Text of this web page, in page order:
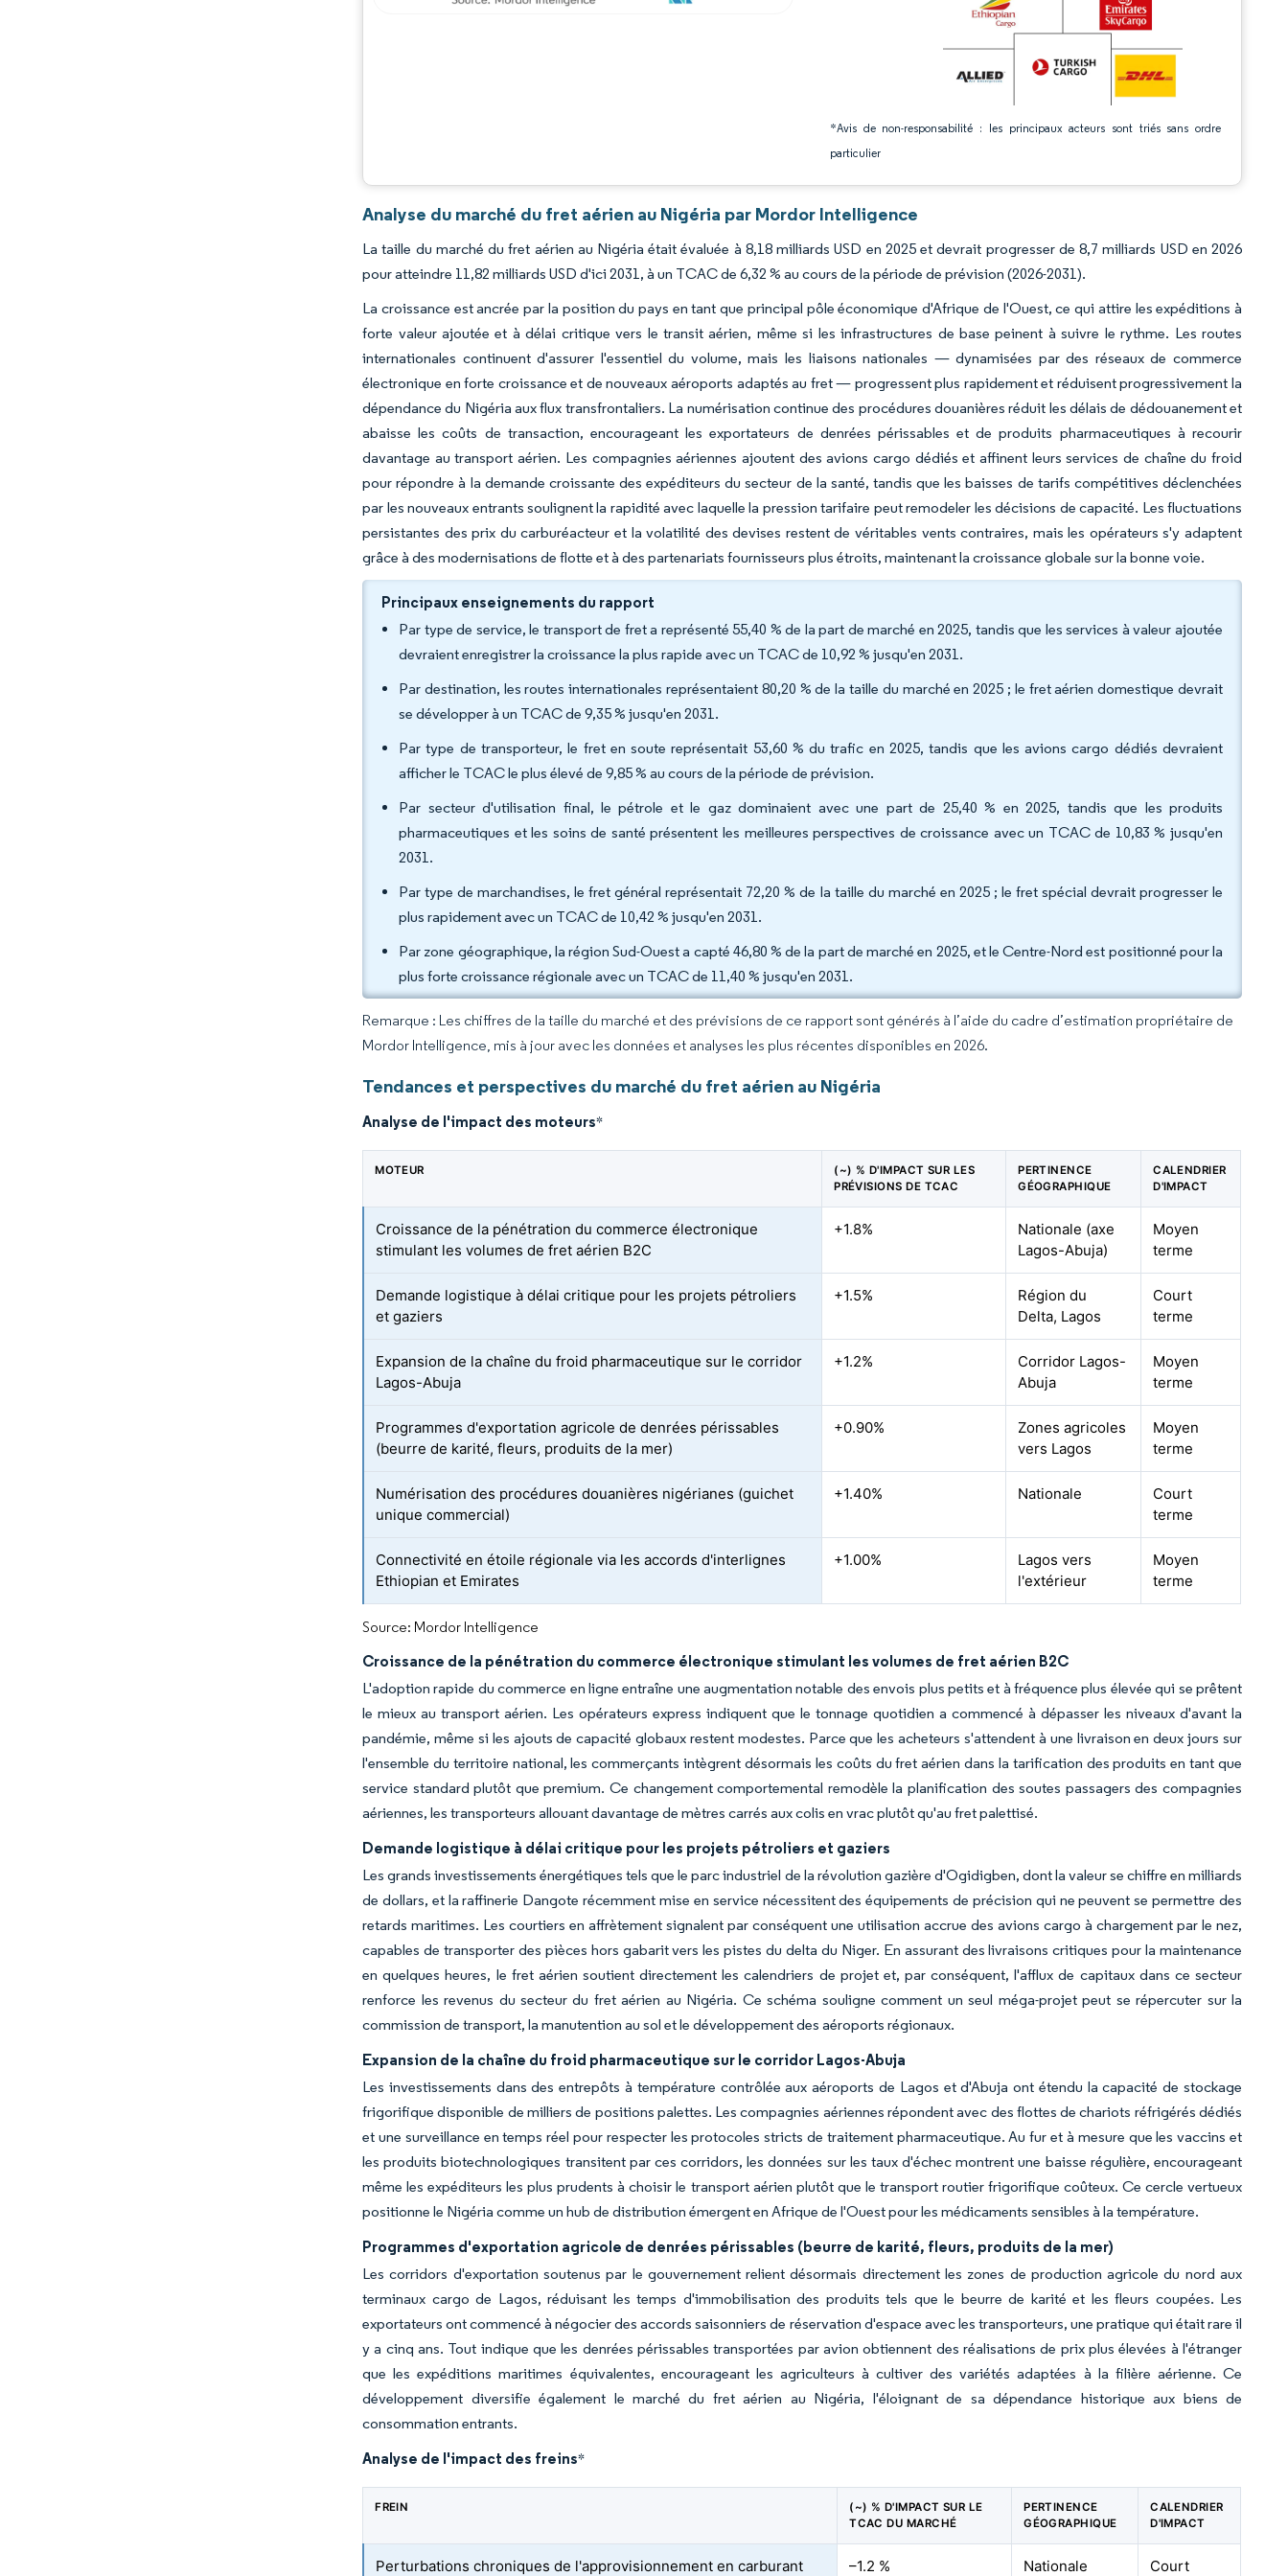
*Avis de non-responsabilité : les principaux acteurs sont triés sans ordre
particulier
Analyse du marché du fret aérien au Nigéria par Mordor Intelligence
La taille du marché du fret aérien au Nigéria était évaluée à 8,18 milliards USD en 2025 et devrait progresser de 8,7 milliards USD en 2026
pour atteindre 11,82 milliards USD d'ici 2031, à un TCAC de 6,32 % au cours de la période de prévision (2026-2031).
La croissance est ancrée par la position du pays en tant que principal pôle économique d'Afrique de l'Ouest, ce qui attire les expéditions à
forte valeur ajoutée et à délai critique vers le transit aérien, même si les infrastructures de base peinent à suivre le rythme. Les routes
internationales continuent d'assurer l'essentiel du volume, mais les liaisons nationales — dynamisées par des réseaux de commerce
électronique en forte croissance et de nouveaux aéroports adaptés au fret — progressent plus rapidement et réduisent progressivement la
dépendance du Nigéria aux flux transfrontaliers. La numérisation continue des procédures douanières réduit les délais de dédouanement et
abaisse les coûts de transaction, encourageant les exportateurs de denrées périssables et de produits pharmaceutiques à recourir
davantage au transport aérien. Les compagnies aériennes ajoutent des avions cargo dédiés et affinent leurs services de chaîne du froid
pour répondre à la demande croissante des expéditeurs du secteur de la santé, tandis que les baisses de tarifs compétitives déclenchées
par les nouveaux entrants soulignent la rapidité avec laquelle la pression tarifaire peut remodeler les décisions de capacité. Les fluctuations
persistantes des prix du carburéacteur et la volatilité des devises restent de véritables vents contraires, mais les opérateurs s'y adaptent
grâce à des modernisations de flotte et à des partenariats fournisseurs plus étroits, maintenant la croissance globale sur la bonne voie.
Principaux enseignements du rapport
Par type de service, le transport de fret a représenté 55,40 % de la part de marché en 2025, tandis que les services à valeur ajoutée
devraient enregistrer la croissance la plus rapide avec un TCAC de 10,92 % jusqu'en 2031.
Par destination, les routes internationales représentaient 80,20 % de la taille du marché en 2025 ; le fret aérien domestique devrait
se développer à un TCAC de 9,35 % jusqu'en 2031.
Par type de transporteur, le fret en soute représentait 53,60 % du trafic en 2025, tandis que les avions cargo dédiés devraient
afficher le TCAC le plus élevé de 9,85 % au cours de la période de prévision.
Par secteur d'utilisation final, le pétrole et le gaz dominaient avec une part de 25,40 % en 2025, tandis que les produits
pharmaceutiques et les soins de santé présentent les meilleures perspectives de croissance avec un TCAC de 10,83 % jusqu'en
2031.
Par type de marchandises, le fret général représentait 72,20 % de la taille du marché en 2025 ; le fret spécial devrait progresser le
plus rapidement avec un TCAC de 10,42 % jusqu'en 2031.
Par zone géographique, la région Sud-Ouest a capté 46,80 % de la part de marché en 2025, et le Centre-Nord est positionné pour la
plus forte croissance régionale avec un TCAC de 11,40 % jusqu'en 2031.
Remarque : Les chiffres de la taille du marché et des prévisions de ce rapport sont générés à l’aide du cadre d’estimation propriétaire de
Mordor Intelligence, mis à jour avec les données et analyses les plus récentes disponibles en 2026.
Tendances et perspectives du marché du fret aérien au Nigéria
Analyse de l'impact des moteurs*
MOTEUR
(~) % D'IMPACT SUR LES
PRÉVISIONS DE TCAC
PERTINENCE
GÉOGRAPHIQUE
CALENDRIER
D'IMPACT
Croissance de la pénétration du commerce électronique
stimulant les volumes de fret aérien B2C
+1.8%
Nationale (axe
Lagos-Abuja)
Moyen
terme
Demande logistique à délai critique pour les projets pétroliers
et gaziers
+1.5%
Région du
Delta, Lagos
Court
terme
Expansion de la chaîne du froid pharmaceutique sur le corridor
Lagos-Abuja
+1.2%
Corridor Lagos-
Abuja
Moyen
terme
Programmes d'exportation agricole de denrées périssables
(beurre de karité, fleurs, produits de la mer)
+0.90%
Zones agricoles
vers Lagos
Moyen
terme
Numérisation des procédures douanières nigérianes (guichet
unique commercial)
+1.40% Nationale
Court
terme
Connectivité en étoile régionale via les accords d'interlignes
Ethiopian et Emirates
+1.00%
Lagos vers
l'extérieur
Moyen
terme
Source: Mordor Intelligence
Croissance de la pénétration du commerce électronique stimulant les volumes de fret aérien B2C
L'adoption rapide du commerce en ligne entraîne une augmentation notable des envois plus petits et à fréquence plus élevée qui se prêtent
le mieux au transport aérien. Les opérateurs express indiquent que le tonnage quotidien a commencé à dépasser les niveaux d'avant la
pandémie, même si les ajouts de capacité globaux restent modestes. Parce que les acheteurs s'attendent à une livraison en deux jours sur
l'ensemble du territoire national, les commerçants intègrent désormais les coûts du fret aérien dans la tarification des produits en tant que
service standard plutôt que premium. Ce changement comportemental remodèle la planification des soutes passagers des compagnies
aériennes, les transporteurs allouant davantage de mètres carrés aux colis en vrac plutôt qu'au fret palettisé.
Demande logistique à délai critique pour les projets pétroliers et gaziers
Les grands investissements énergétiques tels que le parc industriel de la révolution gazière d'Ogidigben, dont la valeur se chiffre en milliards
de dollars, et la raffinerie Dangote récemment mise en service nécessitent des équipements de précision qui ne peuvent se permettre des
retards maritimes. Les courtiers en affrètement signalent par conséquent une utilisation accrue des avions cargo à chargement par le nez,
capables de transporter des pièces hors gabarit vers les pistes du delta du Niger. En assurant des livraisons critiques pour la maintenance
en quelques heures, le fret aérien soutient directement les calendriers de projet et, par conséquent, l'afflux de capitaux dans ce secteur
renforce les revenus du secteur du fret aérien au Nigéria. Ce schéma souligne comment un seul méga-projet peut se répercuter sur la
commission de transport, la manutention au sol et le développement des aéroports régionaux.
Expansion de la chaîne du froid pharmaceutique sur le corridor Lagos-Abuja
Les investissements dans des entrepôts à température contrôlée aux aéroports de Lagos et d'Abuja ont étendu la capacité de stockage
frigorifique disponible de milliers de positions palettes. Les compagnies aériennes répondent avec des flottes de chariots réfrigérés dédiés
et une surveillance en temps réel pour respecter les protocoles stricts de traitement pharmaceutique. Au fur et à mesure que les vaccins et
les produits biotechnologiques transitent par ces corridors, les données sur les taux d'échec montrent une baisse régulière, encourageant
même les expéditeurs les plus prudents à choisir le transport aérien plutôt que le transport routier frigorifique coûteux. Ce cercle vertueux
positionne le Nigéria comme un hub de distribution émergent en Afrique de l'Ouest pour les médicaments sensibles à la température.
Programmes d'exportation agricole de denrées périssables (beurre de karité, fleurs, produits de la mer)
Les corridors d'exportation soutenus par le gouvernement relient désormais directement les zones de production agricole du nord aux
terminaux cargo de Lagos, réduisant les temps d'immobilisation des produits tels que le beurre de karité et les fleurs coupées. Les
exportateurs ont commencé à négocier des accords saisonniers de réservation d'espace avec les transporteurs, une pratique qui était rare il
y a cinq ans. Tout indique que les denrées périssables transportées par avion obtiennent des réalisations de prix plus élevées à l'étranger
que les expéditions maritimes équivalentes, encourageant les agriculteurs à cultiver des variétés adaptées à la filière aérienne. Ce
développement diversifie également le marché du fret aérien au Nigéria, l'éloignant de sa dépendance historique aux biens de
consommation entrants.
Analyse de l'impact des freins*
FREIN
(~) % D'IMPACT SUR LE
TCAC DU MARCHÉ
PERTINENCE
GÉOGRAPHIQUE
CALENDRIER
D'IMPACT
Perturbations chroniques de l'approvisionnement en carburant –1.2 % Nationale Court